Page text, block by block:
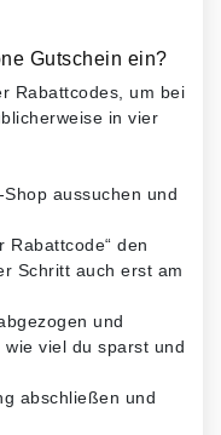
Gutschein ein?
Rabattcodes, um bei
in vier
aussuchen und
Rabattcode“ den
Schritt auch erst am
und
viel du sparst und
abschließen und